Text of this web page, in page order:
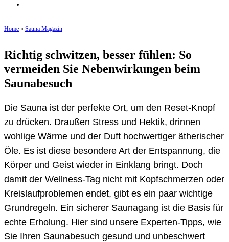
Home » Sauna Magazin
Richtig schwitzen, besser fühlen: So
vermeiden Sie Nebenwirkungen beim
Saunabesuch
Die Sauna ist der perfekte Ort, um den Reset-Knopf
zu drücken. Draußen Stress und Hektik, drinnen
wohlige Wärme und der Duft hochwertiger ätherischer
Öle. Es ist diese besondere Art der Entspannung, die
Körper und Geist wieder in Einklang bringt. Doch
damit der Wellness-Tag nicht mit Kopfschmerzen oder
Kreislaufproblemen endet, gibt es ein paar wichtige
Grundregeln. Ein sicherer Saunagang ist die Basis für
echte Erholung. Hier sind unsere Experten-Tipps, wie
Sie Ihren Saunabesuch gesund und unbeschwert